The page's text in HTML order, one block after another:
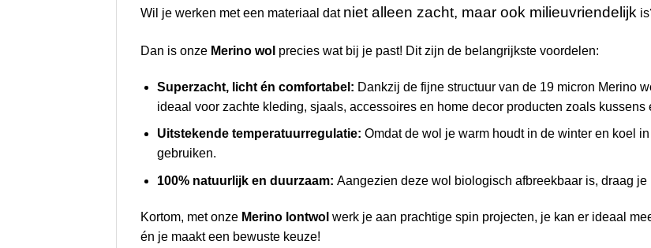
Wil je werken met een materiaal dat niet alleen zacht, maar ook milieuvriendelijk
Dan is onze Merino wol precies wat bij je past! Dit zijn de belangrijkste voordelen:
Superzacht, licht én comfortabel: Dankzij de fijne structuur van de 19 micron Merino
ideaal voor zachte kleding, sjaals, accessoires en home decor producten zoals kussens
Uitstekende temperatuurregulatie: Omdat de wol je warm houdt in de winter en koel
gebruiken.
100% natuurlijk en duurzaam: Aangezien deze wol biologisch afbreekbaar is, draag
Kortom, met onze Merino lontwol werk je aan prachtige spin projecten, je kan er ideaal
én je maakt een bewuste keuze!